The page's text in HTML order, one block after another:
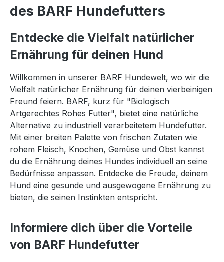
des BARF Hundefutters
Entdecke die Vielfalt natürlicher
Ernährung für deinen Hund
Willkommen in unserer BARF Hundewelt, wo wir die
Vielfalt natürlicher Ernährung für deinen vierbeinigen
Freund feiern. BARF, kurz für "Biologisch
Artgerechtes Rohes Futter", bietet eine natürliche
Alternative zu industriell verarbeitetem Hundefutter.
Mit einer breiten Palette von frischen Zutaten wie
rohem Fleisch, Knochen, Gemüse und Obst kannst
du die Ernährung deines Hundes individuell an seine
Bedürfnisse anpassen. Entdecke die Freude, deinem
Hund eine gesunde und ausgewogene Ernährung zu
bieten, die seinen Instinkten entspricht.
Informiere dich über die Vorteile
von BARF Hundefutter